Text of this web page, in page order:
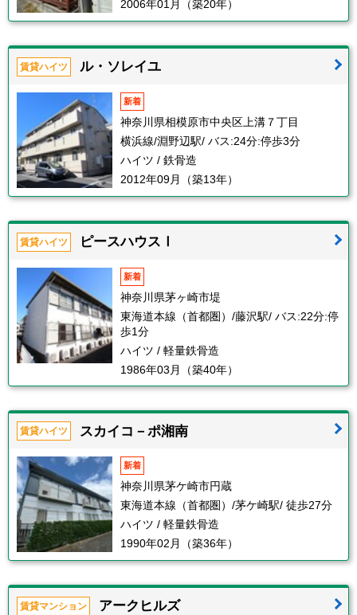
2006年01月（築20年）
賃貸ハイツ ル・ソレイユ
新着
神奈川県相模原市中央区上溝７丁目
横浜線/淵野辺駅/ バス:24分:停歩3分
ハイツ / 鉄骨造
2012年09月（築13年）
賃貸ハイツ ピースハウスⅠ
新着
神奈川県茅ヶ崎市堤
東海道本線（首都圏）/藤沢駅/ バス:22分:停
歩1分
ハイツ / 軽量鉄骨造
1986年03月（築40年）
賃貸ハイツ スカイコ－ポ湘南
新着
神奈川県茅ケ崎市円蔵
東海道本線（首都圏）/茅ケ崎駅/ 徒歩27分
ハイツ / 軽量鉄骨造
1990年02月（築36年）
賃貸マンション アークヒルズ